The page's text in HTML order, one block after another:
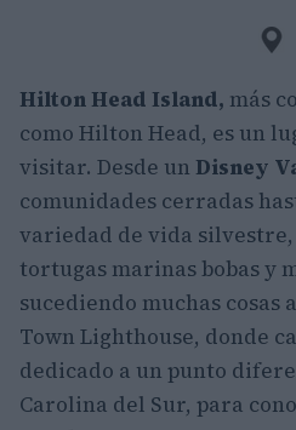
Hilton Head Island, más
como Hilton Head, es un
visitar. Desde un Disney
comunidades cerradas
variedad de vida
tortugas marinas bobas y
sucediendo muchas
Town Lighthouse, donde
dedicado a un punto
Carolina del Sur, para